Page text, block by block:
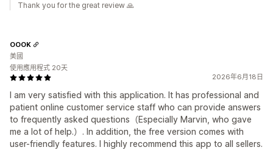
Thank you for the great review 🙏
2026年6月18日
I am very satisfied with this application. It has professional and
patient online customer service staff who can provide answers
to frequently asked questions（Especially Marvin, who gave
me a lot of help.）. In addition, the free version comes with
user-friendly features. I highly recommend this app to all sellers.
OOOK
美國
使用應用程式 20天